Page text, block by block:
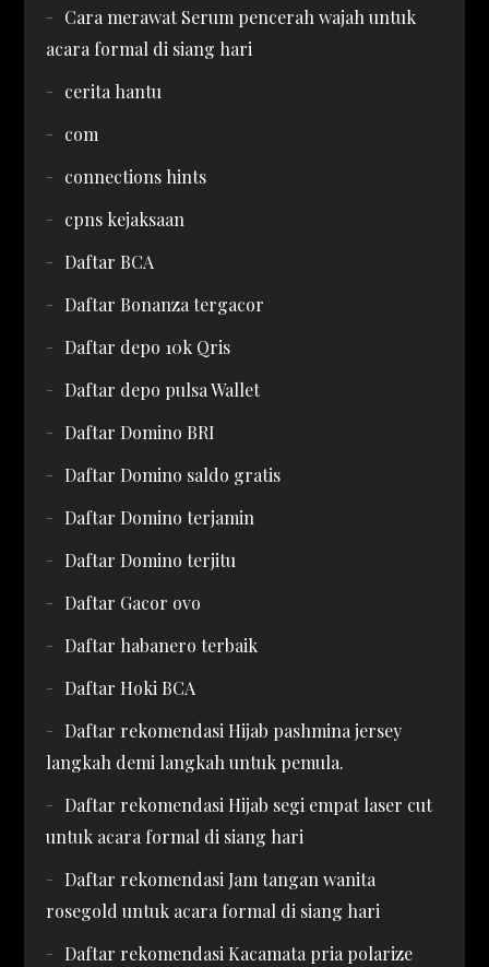
Cara merawat Serum pencerah wajah untuk
acara formal di siang hari
cerita hantu
com
connections hints
cpns kejaksaan
Daftar BCA
Daftar Bonanza tergacor
Daftar depo 10k Qris
Daftar depo pulsa Wallet
Daftar Domino BRI
Daftar Domino saldo gratis
Daftar Domino terjamin
Daftar Domino terjitu
Daftar Gacor ovo
Daftar habanero terbaik
Daftar Hoki BCA
Daftar rekomendasi Hijab pashmina jersey
langkah demi langkah untuk pemula.
Daftar rekomendasi Hijab segi empat laser cut
untuk acara formal di siang hari
Daftar rekomendasi Jam tangan wanita
rosegold untuk acara formal di siang hari
Daftar rekomendasi Kacamata pria polarize